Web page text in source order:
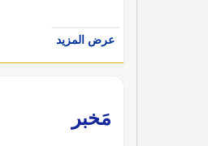
عرض المزيد
مَخبر